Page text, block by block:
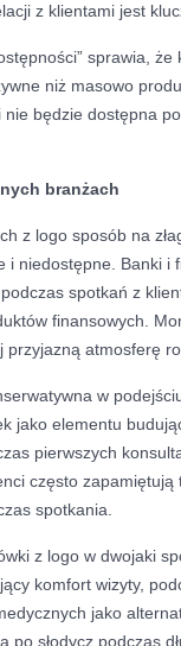
z klientami jest
sprawia, że
niż masowo
nie będzie dostępna
branżach
z logo sposób na
i niedostępne. Banki i
spotkań z
finansowych.
przyjazną atmosferę
w
jako elementu
pierwszych
często
spotkania.
z logo w dwojaki
komfort wizyty,
jako
po słodycz podczas